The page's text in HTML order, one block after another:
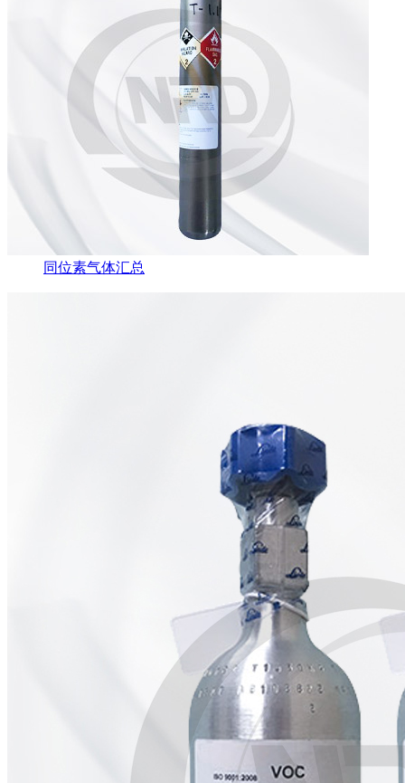
同位素气体汇总